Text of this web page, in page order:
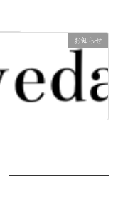
お知らせ